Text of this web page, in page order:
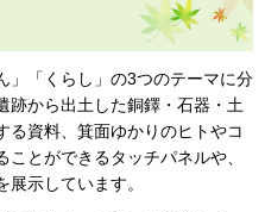
」「くらし」の3つのテーマに分
跡から出土した銅鐸・石器・土
る資料、箕面ゆかりのヒトやコ
ことができるタッチパネルや、
示しています。